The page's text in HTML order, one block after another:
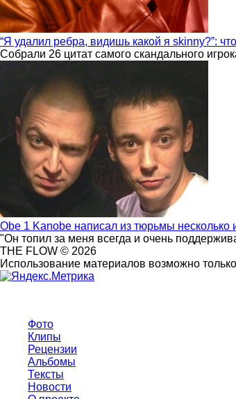
“Я удалил ребра, видишь какой я skinny?”:
Собрали 26 цитат самого скандального
Obe 1 Kanobe написал из тюрьмы несколько
"Он топил за меня всегда и очень
THE FLOW © 2026
Использование материалов возможно
Фото
Клипы
Рецензии
Альбомы
Тексты
Новости